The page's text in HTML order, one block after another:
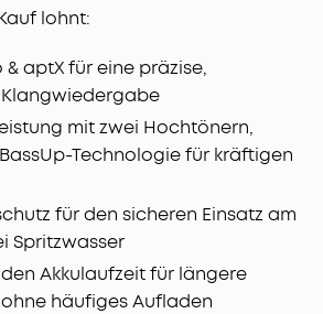
lohnt:
& aptX für eine präzise,
mit zwei Hochtönern,
Technologie für kräftigen
für den sicheren Einsatz am
Spritzwasser
Akkulaufzeit für längere
häufiges Aufladen